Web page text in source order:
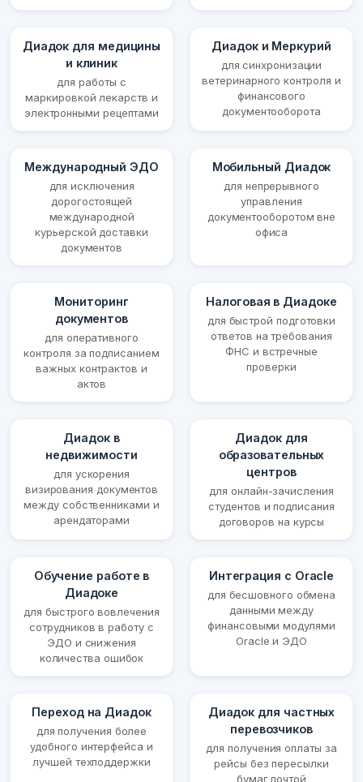
Диадок для медицины
и клиник
для работы с
маркировкой лекарств и
электронными рецептами
Диадок и Меркурий
для синхронизации
ветеринарного контроля и
финансового
документооборота
Международный ЭДО
для исключения
дорогостоящей
международной
курьерской доставки
документов
Мобильный Диадок
для непрерывного
управления
документооборотом вне
офиса
Мониторинг
документов
для оперативного
контроля за подписанием
важных контрактов и
актов
Налоговая в Диадоке
для быстрой подготовки
ответов на требования
ФНС и встречные
проверки
Диадок в
недвижимости
для ускорения
визирования документов
между собственниками и
арендаторами
Диадок для
образовательных
центров
для онлайн-зачисления
студентов и подписания
договоров на курсы
Обучение работе в
Диадоке
для быстрого вовлечения
сотрудников в работу с
ЭДО и снижения
количества ошибок
Интеграция с Oracle
для бесшовного обмена
данными между
финансовыми модулями
Oracle и ЭДО
Переход на Диадок
для получения более
удобного интерфейса и
лучшей техподдержки
Диадок для частных
перевозчиков
для получения оплаты за
рейсы без пересылки
бумаг почтой